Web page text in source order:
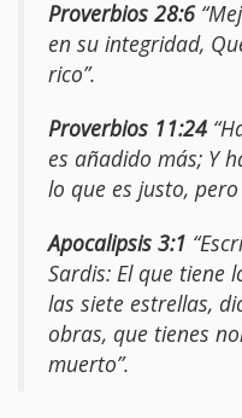
Proverbios 28:6
en su integridad,
rico”.
Proverbios 11:24
es añadido más; Y
lo que es justo,
Apocalipsis 3:1
Sardis: El que tiene
las siete estrellas,
obras, que tienes
muerto”.